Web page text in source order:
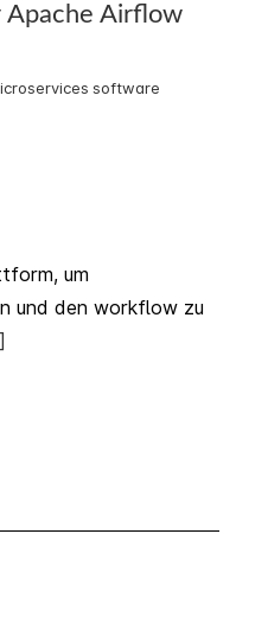
Apache Airflow
software
um
und den workflow zu